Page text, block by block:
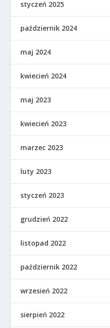
styczeń 2025
październik 2024
maj 2024
kwiecień 2024
maj 2023
kwiecień 2023
marzec 2023
luty 2023
styczeń 2023
grudzień 2022
listopad 2022
październik 2022
wrzesień 2022
sierpień 2022